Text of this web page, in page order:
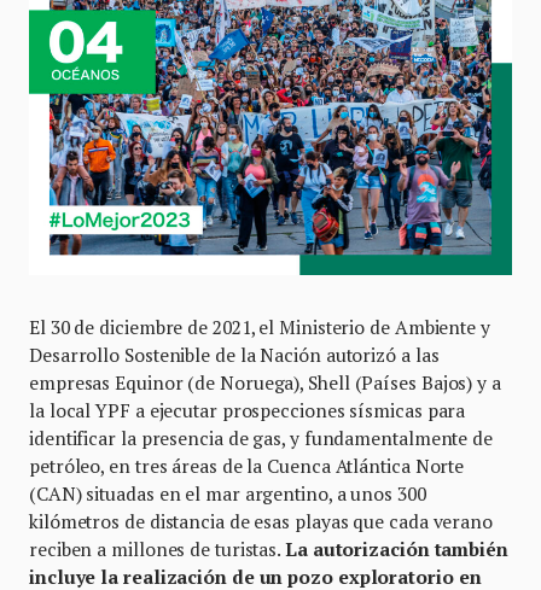
El 30 de diciembre de 2021, el Ministerio de Ambiente y
Desarrollo Sostenible de la Nación autorizó a las
empresas Equinor (de Noruega), Shell (Países Bajos) y a
la local YPF a ejecutar prospecciones sísmicas para
identificar la presencia de gas, y fundamentalmente de
petróleo, en tres áreas de la Cuenca Atlántica Norte
(CAN) situadas en el mar argentino, a unos 300
kilómetros de distancia de esas playas que cada verano
reciben a millones de turistas.La autorización también
incluye la realización de un pozo exploratorio en